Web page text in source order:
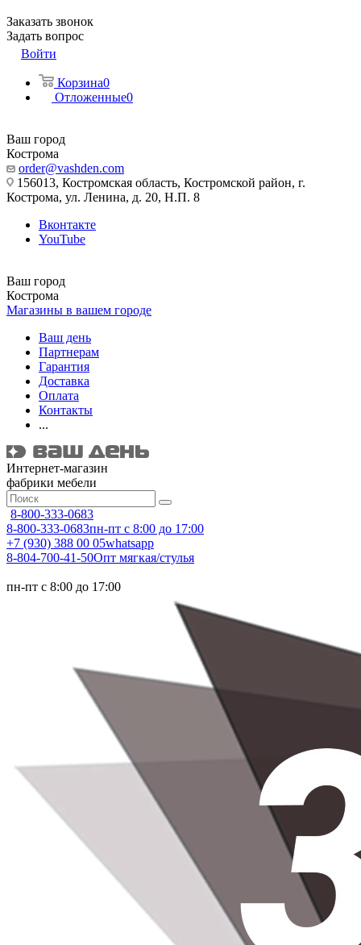
Заказать звонок
Задать вопрос
Войти
Корзина0
Отложенные0
Ваш город
Кострома
order@vashden.com
156013, Костромская область, Костромской район, г.
Кострома, ул. Ленина, д. 20, Н.П. 8
Вконтакте
YouTube
Ваш город
Кострома
Магазины в вашем городе
Ваш день
Партнерам
Гарантия
Доставка
Оплата
Контакты
...
Интернет-магазин
фабрики мебели
8-800-333-0683
8-800-333-0683пн-пт с 8:00 до 17:00
+7 (930) 388 00 05whatsapp
8-804-700-41-50Опт мягкая/стулья
пн-пт с 8:00 до 17:00